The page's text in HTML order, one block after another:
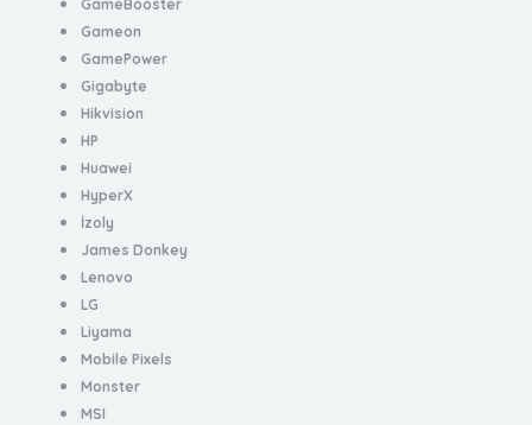
GameBooster
Gameon
GamePower
Gigabyte
Hikvision
HP
Huawei
HyperX
İzoly
James Donkey
Lenovo
LG
Liyama
Mobile Pixels
Monster
MSI